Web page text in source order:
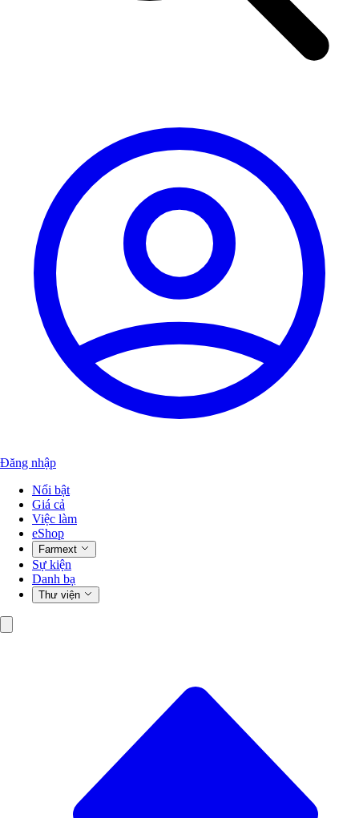
Đăng nhập
Nổi bật
Giá cả
Việc làm
eShop
Farmext
Sự kiện
Danh bạ
Thư viện